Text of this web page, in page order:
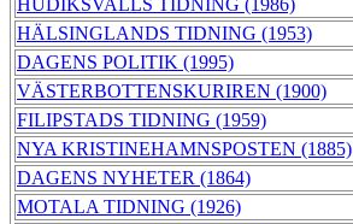
HUDIKSVALLS TIDNING (1986)
HÄLSINGLANDS TIDNING (1953)
DAGENS POLITIK (1995)
VÄSTERBOTTENSKURIREN (1900)
FILIPSTADS TIDNING (1959)
NYA KRISTINEHAMNSPOSTEN (1885)
DAGENS NYHETER (1864)
MOTALA TIDNING (1926)